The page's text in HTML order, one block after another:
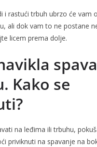
i rastući trbuh ubrzo će vam
ali dok vam to ne postane
licem prema dolje.
Kako se
na leđima ili trbuhu,
priviknuti na spavanje na